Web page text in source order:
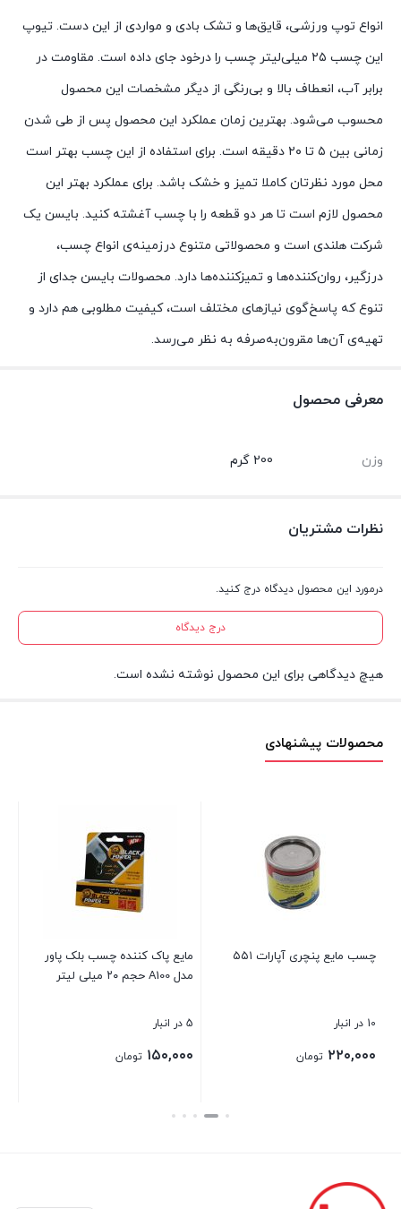
انواع توپ ورزشی، قایق‌ها و تشک بادی و مواردی از این دست. تیوپ
این چسب ۲۵ میلی‌لیتر چسب را درخود جای داده است. مقاومت در
برابر آب، انعطاف بالا و بی‌رنگی از دیگر مشخصات این محصول
محسوب می‌شود. بهترین زمان عملکرد این محصول پس از طی شدن
زمانی بین ۵ تا ۲۰ دقیقه است. برای استفاده از این چسب بهتر است
محل مورد نظرتان کاملا تمیز و خشک باشد. برای عملکرد بهتر این
محصول لازم است تا هر دو قطعه را با چسب آغشته کنید. بایسن یک
شرکت هلندی است و محصولاتی متنوع درزمینه‌ی انواع چسب،
درزگیر، روان‌کننده‌ها و تمیز‌کننده‌ها دارد. محصولات بایسن جدای از
تنوع که پاسخ‌گوی نیازهای مختلف است، کیفیت مطلوبی هم دارد و
تهیه‌ی آن‌ها مقرون‌به‌صرفه به نظر می‌رسد.
معرفی محصول
وزن 200 گرم
نظرات مشتریان
درمورد این محصول دیدگاه درج کنید.
درج دیدگاه
هیچ دیدگاهی برای این محصول نوشته نشده است.
محصولات پیشنهادی
چسب مایع پنچری آپارات ۵۵۱
10 در انبار
۲۲۰,۰۰۰ تومان
مایع پاک کننده چسب بلک پاور
مدل A100 حجم ۲۰ میلی لیتر
5 در انبار
۱۵۰,۰۰۰ تومان
بستن